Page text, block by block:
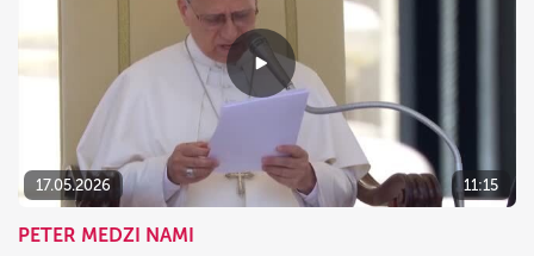
17.05.2026 11:15
PETER MEDZI NAMI